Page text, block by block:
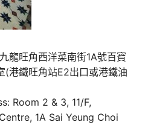
龍旺角西洋菜南街1A號百寶
(港鐵旺角站E2出口或港鐵油
Room 2 & 3, 11/F,
1A Sai Yeung Choi